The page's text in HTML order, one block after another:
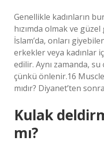
Genellikle kadınların
hızımda olmak ve
İslam’da, onları
erkekler veya kadınlar
edilir. Aynı zamanda,
çünkü önlenir.16
mıdır? Diyanet’ten
Kulak
mı?